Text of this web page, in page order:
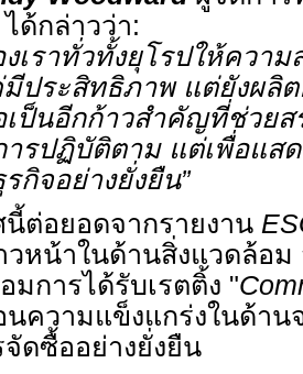
ได้กล่าวว่า:
เราทั่วทั้งยุโรปให้ควา
มีประสิทธิภาพ แต่ยังผลิ
เป็นอีกก้าวสำคัญที่ช่วยส
ารปฏิบัติตาม แต่เพื่อแส
กิจอย่างยั่งยืน”
นี้ต่อยอดจากรายงาน
วหน้าในด้านสิ่งแวดล้อ
มการได้รับเรตติ้ง "
นความแข็งแกร่งในด้าน
จัดซื้ออย่างยั่งยืน